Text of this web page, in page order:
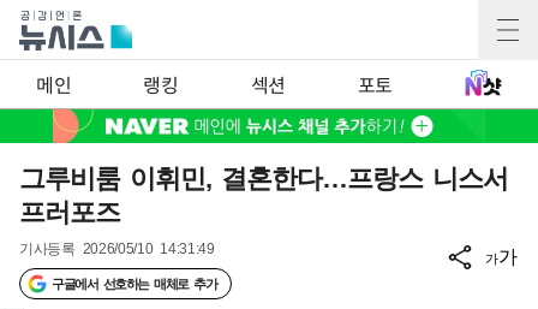
메인 랭킹 섹션 포토
그루비룸 이휘민, 결혼한다…프랑스 니스서
프러포즈
기사등록 2026/05/10 14:31:49
구글에서 선호하는 매체로 추가
가가